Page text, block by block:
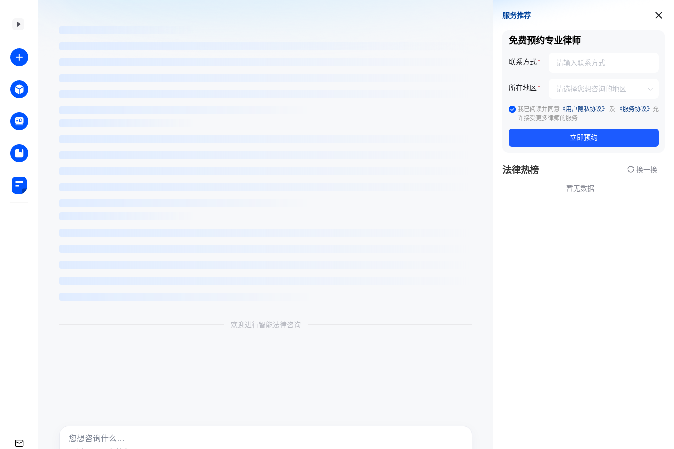
欢迎进行智能法律咨询
服务推荐
服务推荐
免费预约专业律师
联系方式
所在地区
我已阅读并同意 《用户隐私协议》 及 《服务协议》 允
许接受更多律师的服务
立即预约
法律热榜 换一换
暂无数据